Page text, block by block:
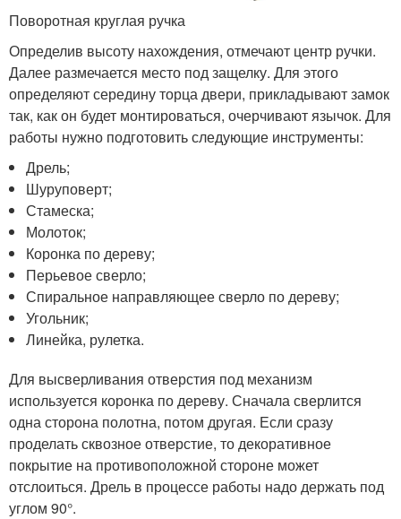
Поворотная круглая ручка
Определив высоту нахождения, отмечают центр ручки.
Далее размечается место под защелку. Для этого
определяют середину торца двери, прикладывают замок
так, как он будет монтироваться, очерчивают язычок. Для
работы нужно подготовить следующие инструменты:
Дрель;
Шуруповерт;
Стамеска;
Молоток;
Коронка по дереву;
Перьевое сверло;
Спиральное направляющее сверло по дереву;
Угольник;
Линейка, рулетка.
Для высверливания отверстия под механизм
используется коронка по дереву. Сначала сверлится
одна сторона полотна, потом другая. Если сразу
проделать сквозное отверстие, то декоративное
покрытие на противоположной стороне может
отслоиться. Дрель в процессе работы надо держать под
углом 90°.